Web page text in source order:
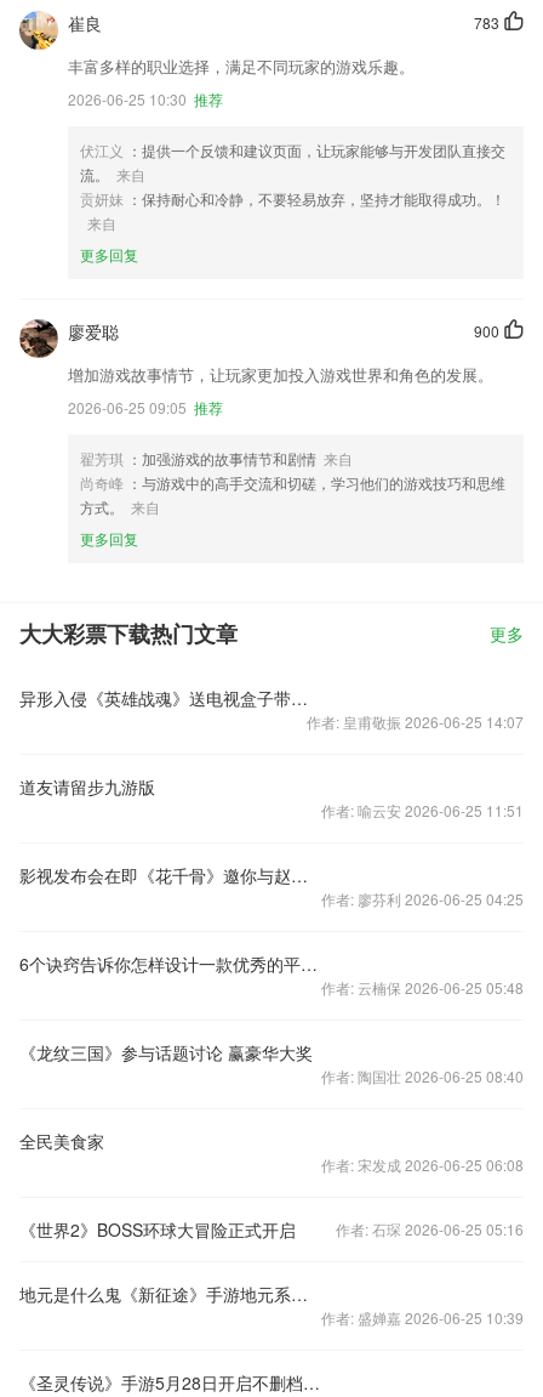
783
崔良
丰富多样的职业选择，满足不同玩家的游戏乐趣。
2026-06-25 10:30 推荐
伏江义 ：提供一个反馈和建议页面，让玩家能够与开发团队直接交
流。
来自
贡妍妹 ：保持耐心和冷静，不要轻易放弃，坚持才能取得成功。！
来自
更多回复
900
廖爱聪
增加游戏故事情节，让玩家更加投入游戏世界和角色的发展。
2026-06-25 09:05 推荐
翟芳琪 ：加强游戏的故事情节和剧情 来自
尚奇峰 ：与游戏中的高手交流和切磋，学习他们的游戏技巧和思维
方式。
来自
更多回复
大大彩票下载热门文章 更多
异形入侵《英雄战魂》送电视盒子带你身临其境
作者: 皇甫敬振 2026-06-25 14:07
道友请留步九游版
作者: 喻云安 2026-06-25 11:51
影视发布会在即《花千骨》邀你与赵丽颖面对面
作者: 廖芬利 2026-06-25 04:25
6个诀窍告诉你怎样设计一款优秀的平台游戏
作者: 云楠保 2026-06-25 05:48
《龙纹三国》参与话题讨论 赢豪华大奖
作者: 陶国壮 2026-06-25 08:40
全民美食家
作者: 宋发成 2026-06-25 06:08
《世界2》BOSS环球大冒险正式开启 作者: 石琛 2026-06-25 05:16
地元是什么鬼《新征途》手游地元系统详解
作者: 盛婵嘉 2026-06-25 10:39
《圣灵传说》手游5月28日开启不删档内测